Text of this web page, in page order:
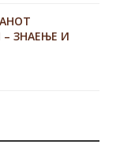
– ЗНАЕЊЕ И